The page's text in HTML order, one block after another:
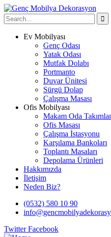
Ev Mobilyası
Genç Odası
Yatak Odası
Mutfak Dolabı
Portmanto
Duvar Ünitesi
Sürgü Dolap
Çalışma Masası
Ofis Mobilyası
Makam Oda
Ofis Masası
Çalışma İstasyonu
Karşılama Bankoları
Toplantı Masaları
Depolama Ürünleri
Hakkımızda
İletişim
Neden Biz?
(0532) 580 10 90
Twitter Facebook